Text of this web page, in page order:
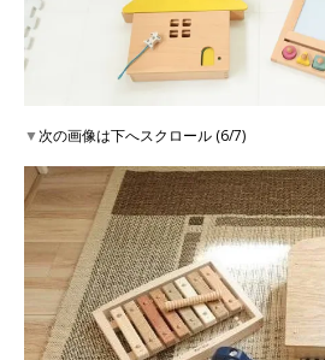
▼次の画像は下へスクロール (6/7)